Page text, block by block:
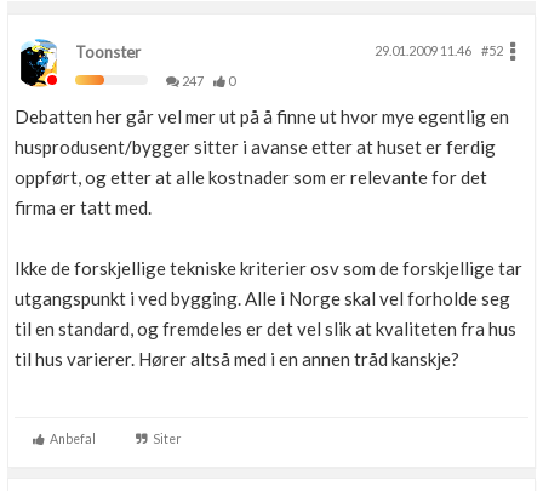
Toonster 29.01.2009 11.46
#52
247
0
Debatten her går vel mer ut på å finne ut hvor mye egentlig en
husprodusent/bygger sitter i avanse etter at huset er ferdig
oppført, og etter at alle kostnader som er relevante for det
firma er tatt med.
Ikke de forskjellige tekniske kriterier osv som de forskjellige tar
utgangspunkt i ved bygging. Alle i Norge skal vel forholde seg
til en standard, og fremdeles er det vel slik at kvaliteten fra hus
til hus varierer. Hører altså med i en annen tråd kanskje?
Anbefal Siter